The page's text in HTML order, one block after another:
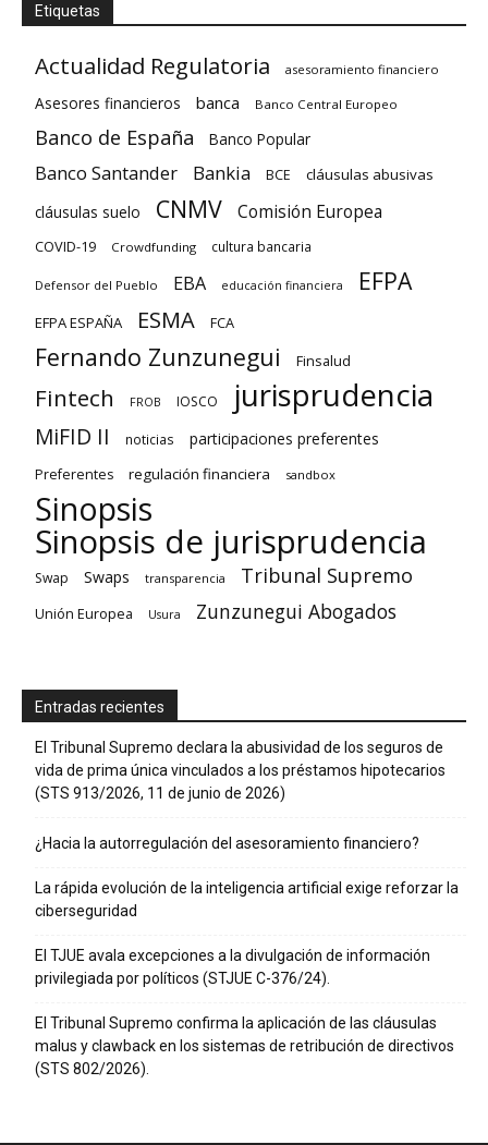
Etiquetas
Actualidad Regulatoria asesoramiento financiero
Asesores financieros banca Banco Central Europeo
Banco de España Banco Popular
Banco Santander Bankia BCE cláusulas abusivas
cláusulas suelo CNMV Comisión Europea
COVID-19 Crowdfunding cultura bancaria
Defensor del Pueblo EBA educación financiera EFPA
EFPA ESPAÑA ESMA FCA
Fernando Zunzunegui Finsalud
Fintech FROB IOSCO jurisprudencia
MiFID II noticias participaciones preferentes
Preferentes regulación financiera sandbox
Sinopsis
Sinopsis de jurisprudencia
Swap Swaps transparencia Tribunal Supremo
Unión Europea Usura Zunzunegui Abogados
Entradas recientes
El Tribunal Supremo declara la abusividad de los seguros de
vida de prima única vinculados a los préstamos hipotecarios
(STS 913/2026, 11 de junio de 2026)
¿Hacia la autorregulación del asesoramiento financiero?
La rápida evolución de la inteligencia artificial exige reforzar la
ciberseguridad
El TJUE avala excepciones a la divulgación de información
privilegiada por políticos (STJUE C-376/24).
El Tribunal Supremo confirma la aplicación de las cláusulas
malus y clawback en los sistemas de retribución de directivos
(STS 802/2026).